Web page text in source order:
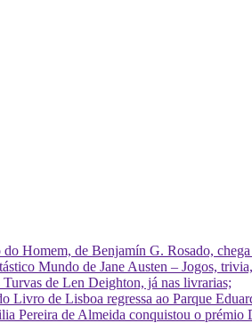
Homem, de Benjamín G. Rosado,
Mundo de Jane Austen – Jogos,
Turvas de Len Deighton, já nas livrarias;
Livro de Lisboa regressa ao Parque
Pereira de Almeida conquistou o